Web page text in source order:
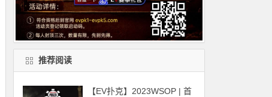
推荐阅读
【EV扑克】2023WSOP | 首